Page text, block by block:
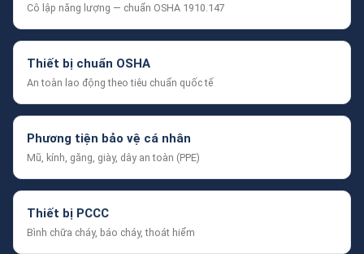
Cô lập năng lượng — chuẩn OSHA 1910.147
Thiết bị chuẩn OSHA
An toàn lao động theo tiêu chuẩn quốc tế
Phương tiện bảo vệ cá nhân
Mũ, kính, găng, giày, dây an toàn (PPE)
Thiết bị PCCC
Bình chữa cháy, báo cháy, thoát hiểm